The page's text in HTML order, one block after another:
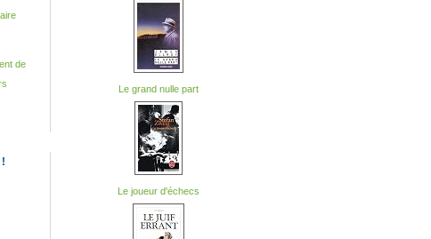
Le grand nulle part
Le joueur d'échecs
de